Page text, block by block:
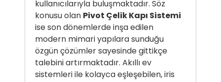
kullanıcılarıyla buluşmaktadır. Söz
konusu olan Pivot Çelik Kapı Sistemi
ise son dönemlerde inşa edilen
modern mimari yapılara sunduğu
özgün çözümler sayesinde gittikçe
talebini artırmaktadır. Akıllı ev
sistemleri ile kolayca eşleşebilen, iris